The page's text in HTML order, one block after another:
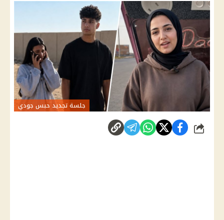
جلسة تجديد حبس جودي
شارك